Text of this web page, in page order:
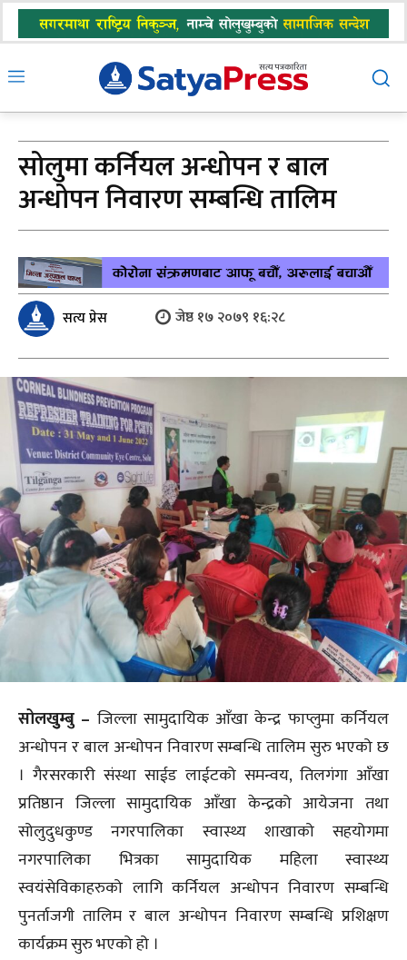
सोलुमा कर्नियल अन्धोपन र बाल
अन्धोपन निवारण सम्बन्धि तालिम
सत्य प्रेस जेष्ठ १७ २०७९ १६:२८
सोलखुुम्बु – जिल्ला सामुदायिक आँखा केन्द्र फाप्लुमा कर्नियल
अन्धोपन र बाल अन्धोपन निवारण सम्बन्धि तालिम सुरु भएको छ
। गैरसरकारी संस्था साईड लाईटको समन्वय, तिलगंगा आँखा
प्रतिष्ठान जिल्ला सामुदायिक आँखा केन्द्रको आयेजना तथा
सोलुदुधकुण्ड नगरपालिका स्वास्थ्य शाखाको सहयोगमा
नगरपालिका भित्रका सामुदायिक महिला स्वास्थ्य
स्वयंसेविकाहरुको लागि कर्नियल अन्धोपन निवारण सम्बन्धि
पुनर्ताजगी तालिम र बाल अन्धोपन निवारण सम्बन्धि प्रशिक्षण
कार्यक्रम सुरु भएको हो ।